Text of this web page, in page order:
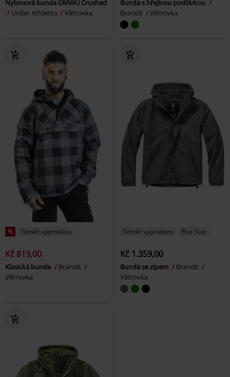
Nylonová bunda DMWU Crushed
Unfair Athletics
Větrovka
Bunda s hřejivou podšívkou
Brandit
Větrovka
% Téměř vyprodáno
Kč 819,00
Klasická bunda
Brandit
Větrovka
Téměř vyprodáno Plus Size
Kč 1.359,00
Bunda se zipem
Brandit
Větrovka